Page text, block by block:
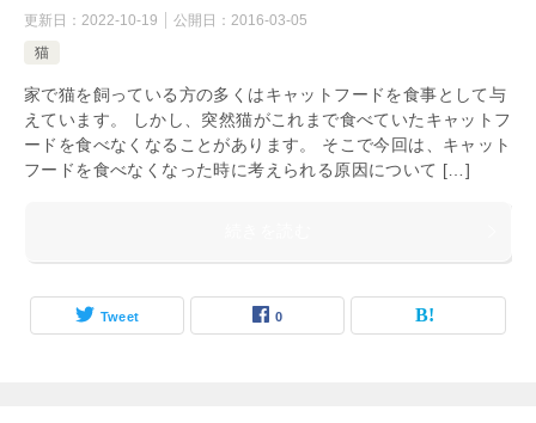
更新日： 2022-10-19 公開日： 2016-03-05
猫
家で猫を飼っている方の多くはキャットフードを食事として与
えています。 しかし、突然猫がこれまで食べていたキャットフ
ードを食べなくなることがあります。 そこで今回は、キャット
フードを食べなくなった時に考えられる原因について […]
Tweet 0